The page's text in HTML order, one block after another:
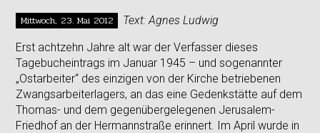
Mittwoch, 23. Mai 2012
Text: Agnes Ludwig
Erst achtzehn Jahre alt war der Verfasser dieses
Tagebucheintrags im Januar 1945 – und sogenannter
„Ostarbeiter“ des einzigen von der Kirche betriebenen
Zwangsarbeiterlagers, an das eine Gedenkstätte auf dem
Thomas- und dem gegenübergelegenen Jerusalem-
Friedhof an der Hermannstraße erinnert. Im April wurde in